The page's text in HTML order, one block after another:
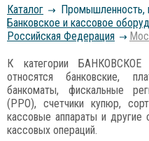
Каталог
Промышленность,
Банковское и кассовое
Российcкая Федерация
К категории
относятся банковские,
банкоматы, фискальные
(РРО), счетчики купюр,
кассовые аппараты и
кассовых операций.